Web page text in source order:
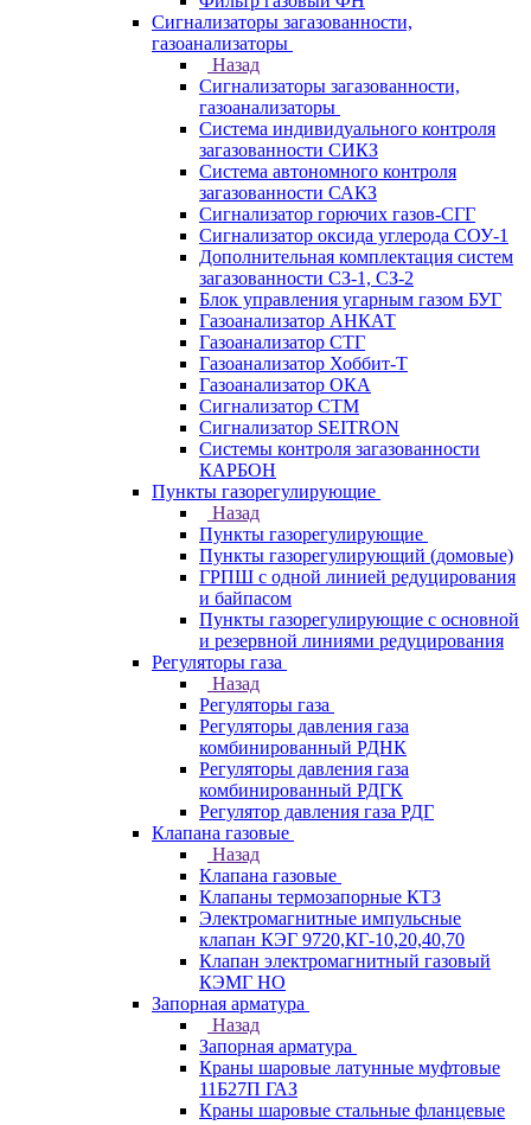
Сигнализаторы загазованности,
газоанализаторы
Назад
Сигнализаторы загазованности,
газоанализаторы
Система индивидуального контроля
загазованности СИКЗ
Система автономного контроля
загазованности САКЗ
Сигнализатор горючих газов-СГГ
Сигнализатор оксида углерода СОУ-1
Дополнительная комплектация систем
загазованности СЗ-1, СЗ-2
Блок управления угарным газом БУГ
Газоанализатор АНКАТ
Газоанализатор СТГ
Газоанализатор Хоббит-Т
Газоанализатор ОКА
Сигнализатор СТМ
Сигнализатор SEITRON
Системы контроля загазованности
КАРБОН
Пункты газорегулирующие
Назад
Пункты газорегулирующие
Пункты газорегулирующий (домовые)
ГРПШ с одной линией редуцирования
и байпасом
Пункты газорегулирующие с основной
и резервной линиями редуцирования
Регуляторы газа
Назад
Регуляторы газа
Регуляторы давления газа
комбинированный РДНК
Регуляторы давления газа
комбинированный РДГК
Регулятор давления газа РДГ
Клапана газовые
Назад
Клапана газовые
Клапаны термозапорные КТЗ
Электромагнитные импульсные
клапан КЭГ 9720,КГ-10,20,40,70
Клапан электромагнитный газовый
КЭМГ НО
Запорная арматура
Назад
Запорная арматура
Краны шаровые латунные муфтовые
11Б27П ГАЗ
Краны шаровые стальные фланцевые